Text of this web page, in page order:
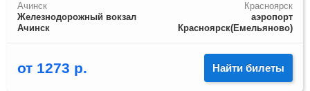
Ачинск
Железнодорожный вокзал
Ачинск
Красноярск
аэропорт
Красноярск(Емельяново)
от 1273 р. Найти билеты